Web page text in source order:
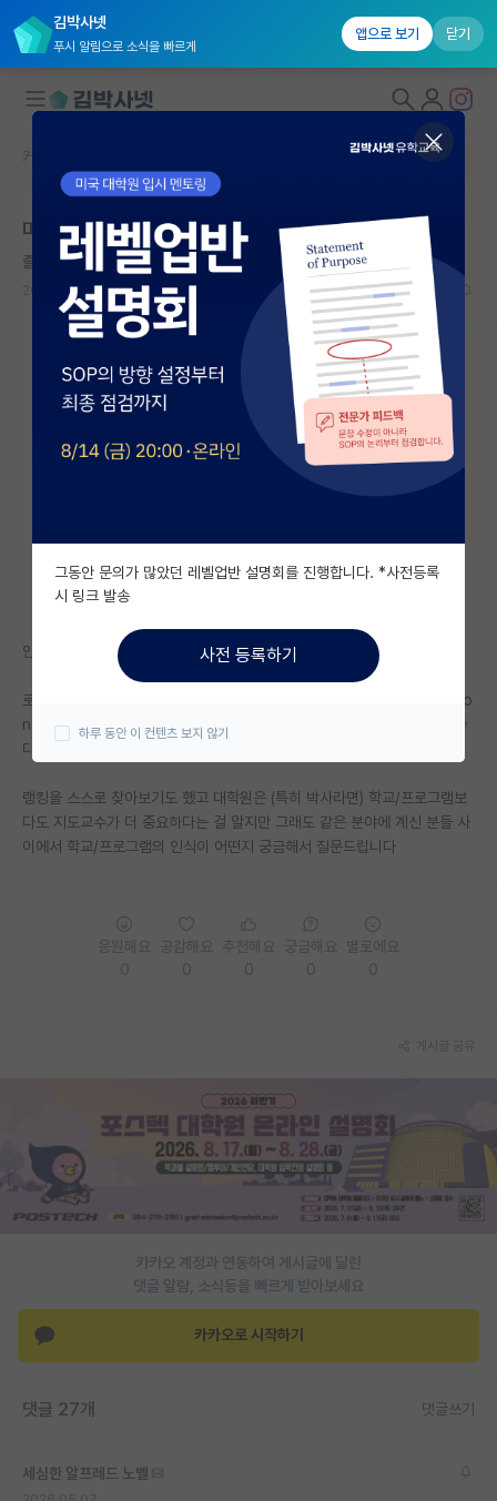
김박사넷
푸시 알림으로 소식을 빠르게
앱으로 보기 닫기
대학원생 모집
국내대학원 정보
연구실&오픈랩
커뮤니티
커뮤니티 홈
전체글보기
베스트 게시판
자유 게시판(아무개랩)
미국 유학 게시판
미국 대학원 합격 후기 게시판
대학원생 모집 게시판
연구실(PI) 홍보 게시판
석박사 채용 정보 게시판
임용 정보 게시판
특수/전문대학원 게시판
반도체/AI 게시판
장학금/장학생 게시판
학술 정보 게시판
홍보 게시판
커리어
반도체 아카데미
커뮤니티 홈
미국 로보틱스 대학원 질문
졸린 아인슈타인
2026.05.07 27 2265
안녕하세요
로보틱스 분야 대학원으로 UCSD, U Michigan (UMich), U Washingto
n (UW), JHU, TAMU, UT, UIUC 중에서 순위 혹은 어느 학교가 제일 좋
다고 생각하시는지 의견을 듣고 싶습니다…!!
랭킹을 스스로 찾아보기도 했고 대학원은 (특히 박사라면) 학교/프로그램보
다도 지도교수가 더 중요하다는 걸 알지만 그래도 같은 분야에 계신 분들 사
이에서 학교/프로그램의 인식이 어떤지 궁금해서 질문드립니다
카카오 계정과 연동하여 게시글에 달린
댓글 알람, 소식등을 빠르게 받아보세요
카카오로 시작하기
댓글 27개 댓글쓰기
세심한 알프레드 노벨
그동안 문의가 많았던 레벨업반 설명회를 진행합니다. *사전등록
시 링크 발송
사전 등록하기
하루 동안 이 컨텐츠 보지 않기